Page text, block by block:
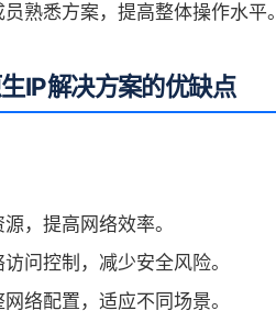
熟悉方案，提高整体操作水平。
IP解决方案的优缺点
，提高网络效率。
问控制，减少安全风险。
络配置，适应不同场景。